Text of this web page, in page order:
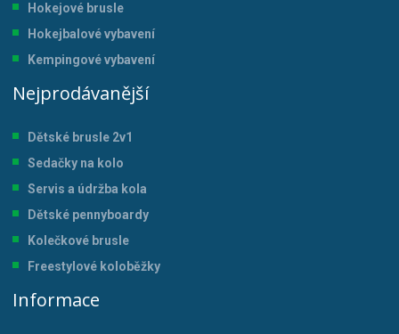
Hokejové brusle
Hokejbalové vybavení
Kempingové vybavení
Nejprodávanější
Dětské brusle 2v1
Sedačky na kolo
Servis a údržba kola
Dětské pennyboardy
Kolečkové brusle
Freestylové koloběžky
Informace